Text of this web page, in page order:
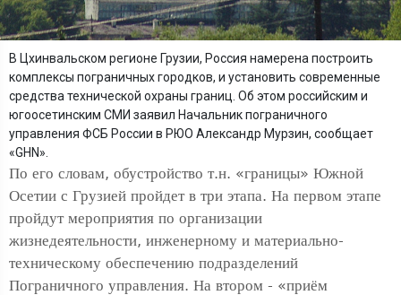
В Цхинвальском регионе Грузии, Россия намерена построить
комплексы пограничных городков, и установить современные
средства технической охраны границ. Об этом российским и
югоосетинским СМИ заявил Начальник пограничного
управления ФСБ России в РЮО Александр Мурзин, сообщает
«GHN».
По его словам, обустройство т.н. «границы» Южной
Осетии с Грузией пройдет в три этапа. На первом этапе
пройдут мероприятия по организации
жизнедеятельности, инженерному и материально-
техническому обеспечению подразделений
Пограничного управления. На втором - «приём